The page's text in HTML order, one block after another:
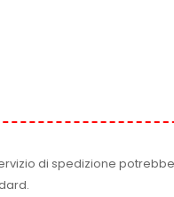
di spedizione